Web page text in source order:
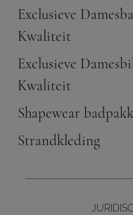
Exclusieve
Kwaliteit
Exclusieve
Kwaliteit
Shapewear
Strandkleding